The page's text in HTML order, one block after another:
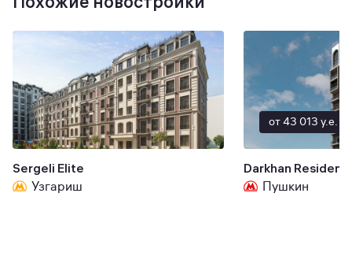
Sergeli Elite
Узгариш
от 43 013 y.e.
Darkhan
Пушкин